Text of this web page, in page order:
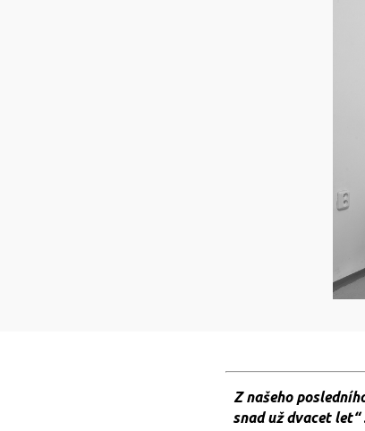
Z našeho
snad už dvacet